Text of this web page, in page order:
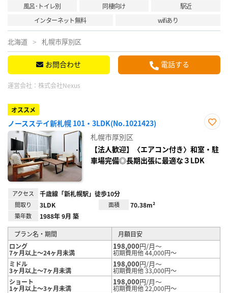
風呂･トイレ別 同棲向け
駅近
インターネット無料
wifiあり
北海道 札幌市厚別区
お問合わせ 電話する
運営会社： 株式会社Nexus
オススメ
ノースステイ新札幌 101・3LDK(No.1021423)
り登
札幌市厚別区
【法人歓迎】〈エアコン付き〉和室・駐
車場完備◎長期出張に最適な３LDK
アクセス 千歳線「新札幌駅」徒歩10分
間取り 3LDK 面積 70.38m²
築年数 1988年 9月 築
プラン名・期間
月額目安
ロング
7ヶ月以上～24ヶ月未満
198,000円/月～
初期費用他 44,000円～
ミドル
3ヶ月以上～7ヶ月未満
198,000円/月～
初期費用他 33,000円～
ショート
1ヶ月以上～3ヶ月未満
198,000円/月～
初期費用他 22,000円～